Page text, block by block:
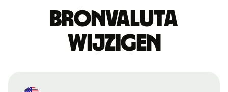
Bronvaluta
wijzigen